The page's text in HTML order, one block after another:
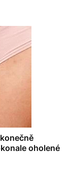
oholené